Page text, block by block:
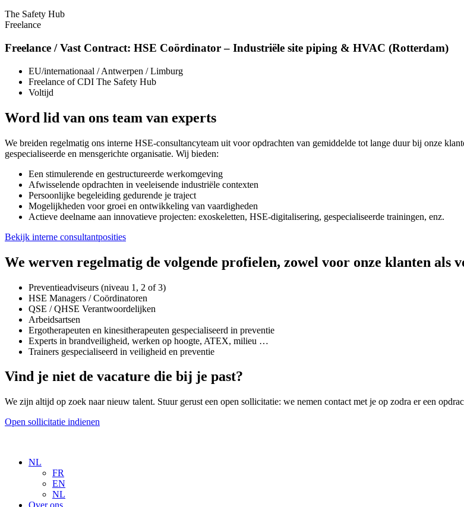
The Safety Hub
Freelance
Freelance / Vast Contract: HSE Coördinator – Industriële site piping & HVAC (Rotterdam)
EU/internationaal / Antwerpen / Limburg
Freelance of CDI The Safety Hub
Voltijd
Word lid van ons team van experts
We breiden regelmatig ons interne HSE-consultancyteam uit voor opdrachten van gemiddelde tot lange duur bij onze
gespecialiseerde en mensgerichte organisatie. Wij bieden:
Een stimulerende en gestructureerde werkomgeving
Afwisselende opdrachten in veeleisende industriële contexten
Persoonlijke begeleiding gedurende je traject
Mogelijkheden voor groei en ontwikkeling van vaardigheden
Actieve deelname aan innovatieve projecten: exoskeletten, HSE-digitalisering, gespecialiseerde trainingen, enz.
Bekijk interne consultantposities
We werven regelmatig de volgende profielen, zowel voor onze klanten als
Preventieadviseurs (niveau 1, 2 of 3)
HSE Managers / Coördinatoren
QSE / QHSE Verantwoordelijken
Arbeidsartsen
Ergotherapeuten en kinesitherapeuten gespecialiseerd in preventie
Experts in brandveiligheid, werken op hoogte, ATEX, milieu …
Trainers gespecialiseerd in veiligheid en preventie
Vind je niet de vacature die bij je past?
We zijn altijd op zoek naar nieuw talent. Stuur gerust een open sollicitatie: we nemen contact met je op zodra er een
Open sollicitatie indienen
NL
FR
EN
NL